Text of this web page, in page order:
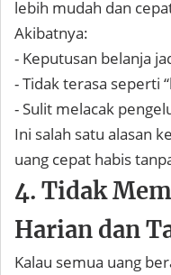
lebih mudah dan
Akibatnya:
- Keputusan belanja
- Tidak terasa seperti
- Sulit melacak
Ini salah satu alasan
uang cepat habis
4. Tidak
Harian dan
Kalau semua uang